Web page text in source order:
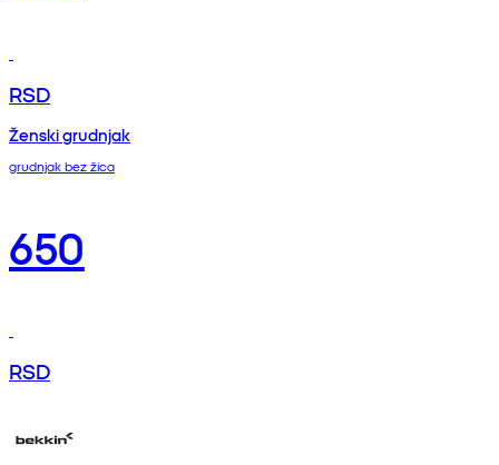
RSD
Ženski grudnjak
grudnjak bez žica
650
RSD